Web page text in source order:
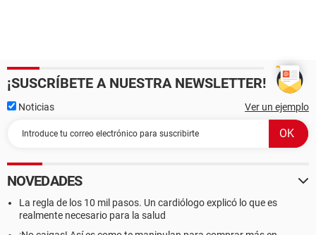
¡SUSCRÍBETE A NUESTRA NEWSLETTER!
Noticias Ver un ejemplo
NOVEDADES
La regla de los 10 mil pasos. Un cardiólogo explicó lo que es
realmente necesario para la salud